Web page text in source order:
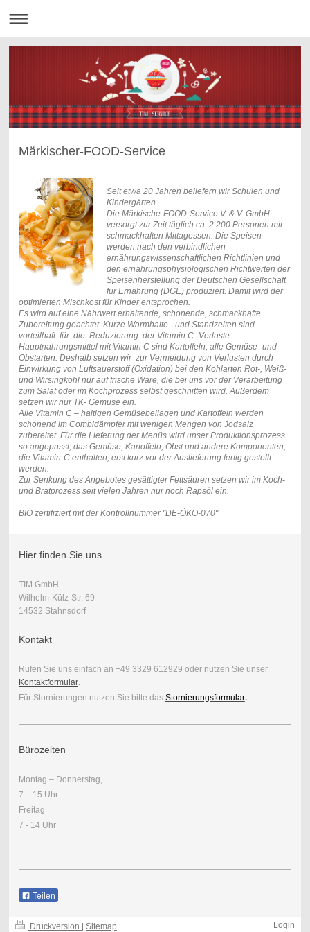
Märkischer-FOOD-Service
Seit etwa 20 Jahren beliefern wir Schulen und
Kindergärten.
Die Märkische-FOOD-Service V. & V. GmbH
versorgt zur Zeit täglich ca. 2.200 Personen mit
schmackhaften Mittagessen. Die Speisen
werden nach den verbindlichen
ernährungswissenschaftlichen Richtlinien und
den ernährungsphysiologischen Richtwerten der
Speisenherstellung der Deutschen Gesellschaft
für Ernährung (DGE) produziert. Damit wird der
optimierten Mischkost für Kinder entsprochen.
Es wird auf eine Nährwert erhaltende, schonende, schmackhafte
Zubereitung geachtet. Kurze Warmhalte- und Standzeiten sind
vorteilhaft für die Reduzierung der Vitamin C–Verluste.
Hauptnahrungsmittel mit Vitamin C sind Kartoffeln, alle Gemüse- und
Obstarten. Deshalb setzen wir zur Vermeidung von Verlusten durch
Einwirkung von Luftsauerstoff (Oxidation) bei den Kohlarten Rot-, Weiß-
und Wirsingkohl nur auf frische Ware, die bei uns vor der Verarbeitung
zum Salat oder im Kochprozess selbst geschnitten wird. Außerdem
setzen wir nur TK- Gemüse ein.
Alle Vitamin C – haltigen Gemüsebeilagen und Kartoffeln werden
schonend im Combidämpfer mit wenigen Mengen von Jodsalz
zubereitet. Für die Lieferung der Menüs wird unser Produktionsprozess
so angepasst, das Gemüse, Kartoffeln, Obst und andere Komponenten,
die Vitamin-C enthalten, erst kurz vor der Auslieferung fertig gestellt
werden.
Zur Senkung des Angebotes gesättigter Fettsäuren setzen wir im Koch-
und Bratprozess seit vielen Jahren nur noch Rapsöl ein.
BIO zertifiziert mit der Kontrollnummer "DE-ÖKO-070"
Hier finden Sie uns
TIM GmbH
Wilhelm-Külz-Str. 69
14532 Stahnsdorf
Kontakt
Rufen Sie uns einfach an +49 3329 612929 oder nutzen Sie unser
Kontaktformular.
Für Stornierungen nutzen Sie bitte das Stornierungsformular.
Bürozeiten
Montag – Donnerstag,
7 – 15 Uhr
Freitag
7 - 14 Uhr
Teilen
Druckversion Sitemap
Login